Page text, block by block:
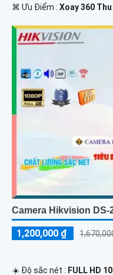
️⌘ Ưu Điểm : Xoay 360 Thu
Camera Hikvision DS-
1,200,000 ₫
☀️ Độ sắc nét : FULL HD